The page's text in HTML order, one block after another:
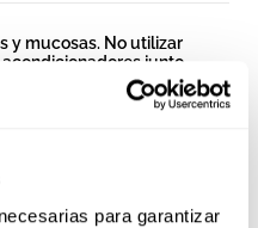
para garantizar
y mucosas. No utilizar
junto
reducir su eficacia. No
y seguir las